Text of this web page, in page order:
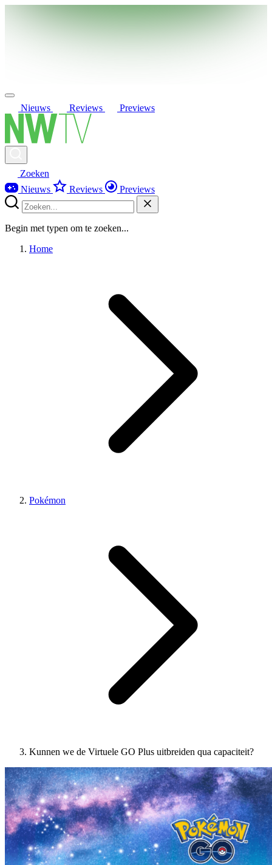
Nieuws Reviews Previews
Zoeken
Nieuws
Reviews Previews
Begin met typen om te zoeken...
Home
Pokémon
Kunnen we de Virtuele GO Plus uitbreiden qua capaciteit?